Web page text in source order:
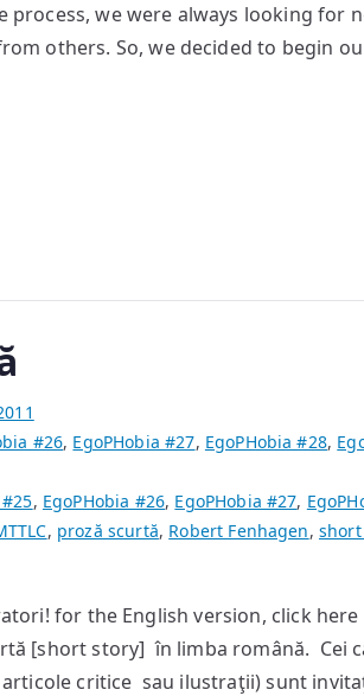
process, we were always looking for
others. So, we decided to begin
#26, EgoPHobia #27, EgoPHobia #28,
, EgoPHobia #26, EgoPHobia #27,
, proză scurtă, Robert Fenhagen,
for the English version, click here
[short story] în limba română. Cei
critice sau ilustraţii) sunt